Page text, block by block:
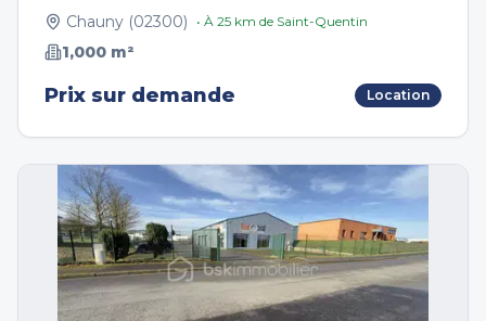
Chauny (02300) • À 25 km de Saint-Quentin
1,000 m²
Prix sur demande Location